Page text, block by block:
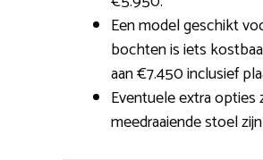
Een model geschikt
bochten is iets
aan €7.450 inclusief
Eventuele extra opties
meedraaiende stoel